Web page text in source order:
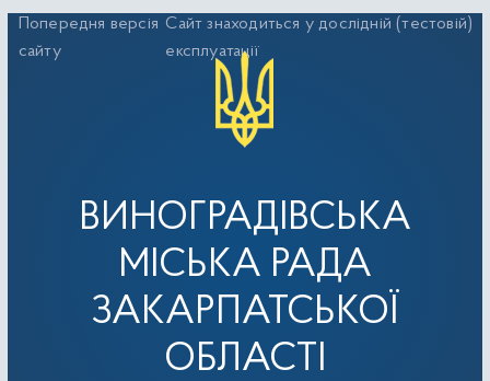
Перейти
до
Попередня версія
сайту
Сайт знаходиться у дослідній (тестовій)
експлуатації
ВИНОГРАДІВСЬКА
МІСЬКА РАДА
ЗАКАРПАТСЬКОЇ
ОБЛАСТІ